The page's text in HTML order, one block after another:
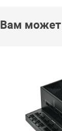
Вам может